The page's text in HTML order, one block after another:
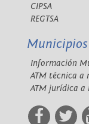
CIPSA
REGTSA
Municipios
Información
ATM técnica a
ATM jurídica a